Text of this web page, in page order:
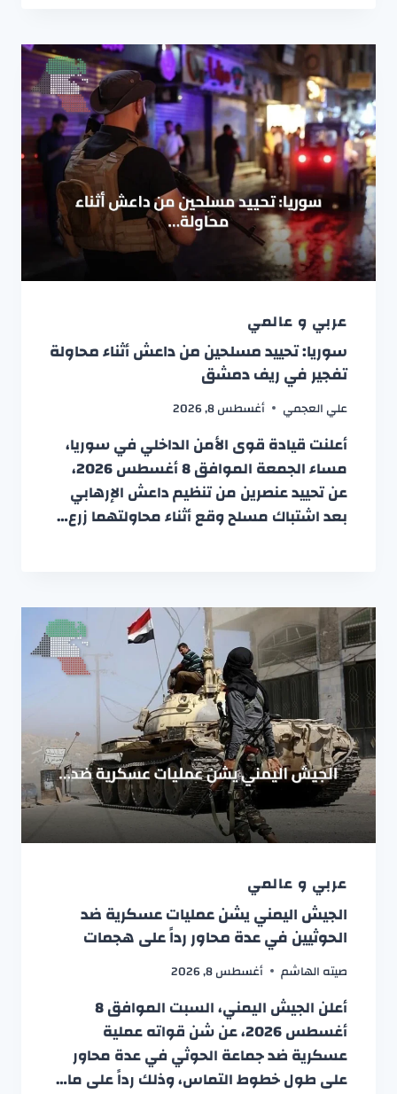
عربي و عالمي
سوريا: تحييد مسلحين من داعش أثناء محاولة
تفجير في ريف دمشق
علي العجمي أغسطس 8, 2026
أعلنت قيادة قوى الأمن الداخلي في سوريا،
مساء الجمعة الموافق 8 أغسطس 2026،
عن تحييد عنصرين من تنظيم داعش الإرهابي
بعد اشتباك مسلح وقع أثناء محاولتهما زرع…
عربي و عالمي
الجيش اليمني يشن عمليات عسكرية ضد
الحوثيين في عدة محاور رداً على هجمات
صيته الهاشم أغسطس 8, 2026
أعلن الجيش اليمني، السبت الموافق 8
أغسطس 2026، عن شن قواته عملية
عسكرية ضد جماعة الحوثي في عدة محاور
على طول خطوط التماس، وذلك رداً على ما…